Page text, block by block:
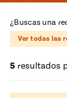
¿Buscas una
Ver todas las
5 resultados